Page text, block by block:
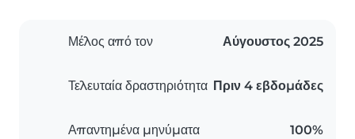
Μέλος από τον Αύγουστος 2025
Τελευταία δραστηριότητα Πριν 4 εβδομάδες
Απαντημένα μηνύματα 100%